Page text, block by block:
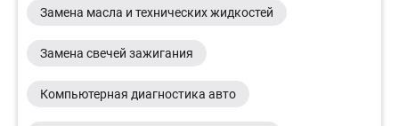
Замена масла и технических жидкостей
Замена свечей зажигания
Компьютерная диагностика авто